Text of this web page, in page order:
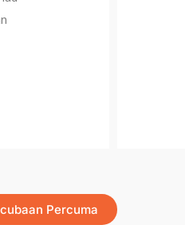
Percuma